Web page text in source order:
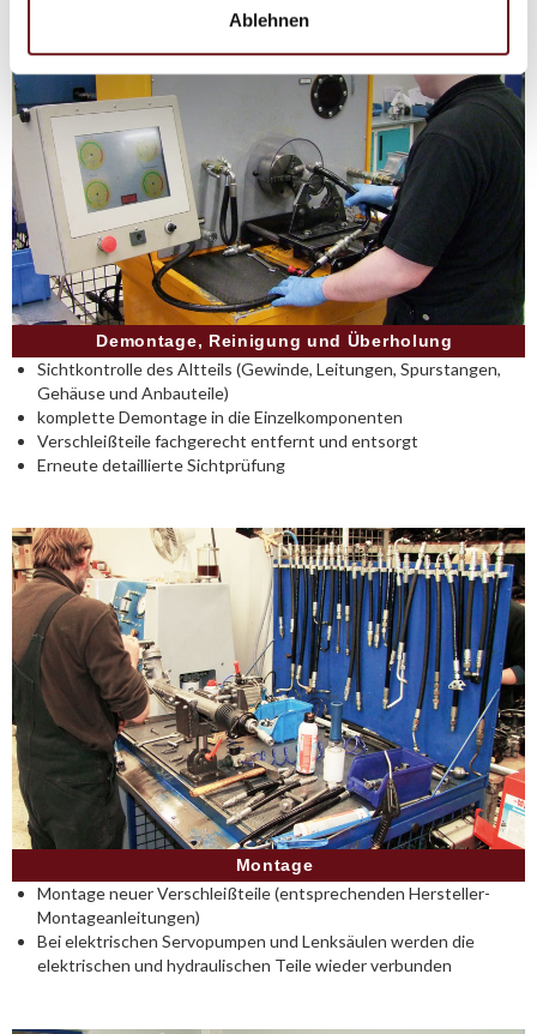
Ablehnen
Demontage, Reinigung und Überholung
Sichtkontrolle des Altteils (Gewinde, Leitungen, Spurstangen,
Gehäuse und Anbauteile)
komplette Demontage in die Einzelkomponenten
Verschleißteile fachgerecht entfernt und entsorgt
Erneute detaillierte Sichtprüfung
Montage
Montage neuer Verschleißteile (entsprechenden Hersteller-
Montageanleitungen)
Bei elektrischen Servopumpen und Lenksäulen werden die
elektrischen und hydraulischen Teile wieder verbunden